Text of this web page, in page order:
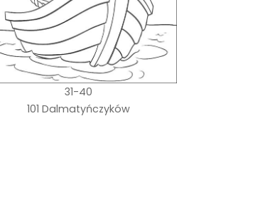
31-40
101 Dalmatyńczyków